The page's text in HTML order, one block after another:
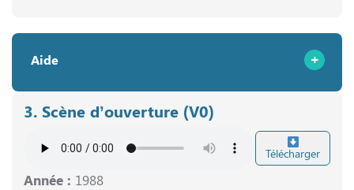
Aide
3. Scène d’ouverture (V0)
Télécharger
Année : 1988